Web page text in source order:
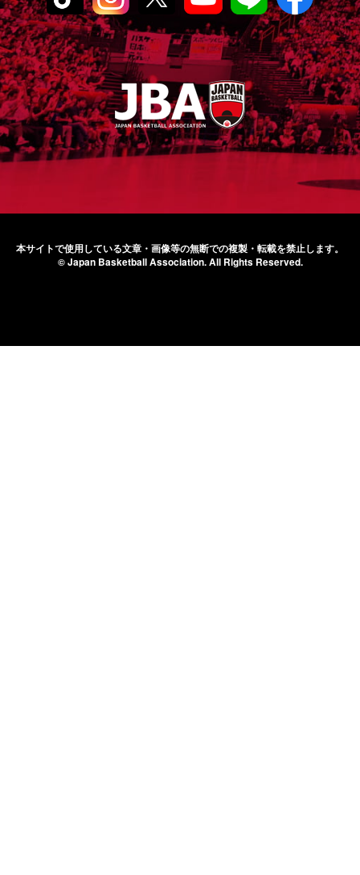
本サイトで使用している文章・画像等の無断での複製・転載を禁止します。
© Japan Basketball Association.All Rights Reserved.